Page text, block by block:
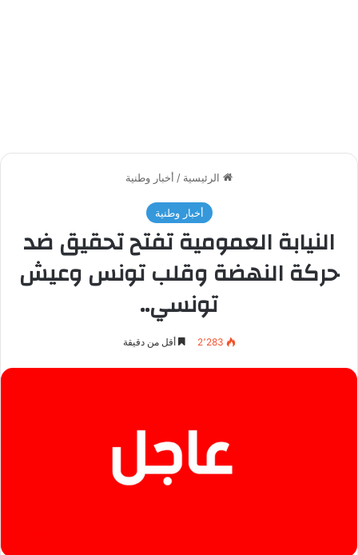
الرئيسية / أخبار وطنية
أخبار وطنية
النيابة العمومية تفتح تحقيق ضد
حركة النهضة وقلب تونس وعيش
تونسي..
2٬283 أقل من دقيقة